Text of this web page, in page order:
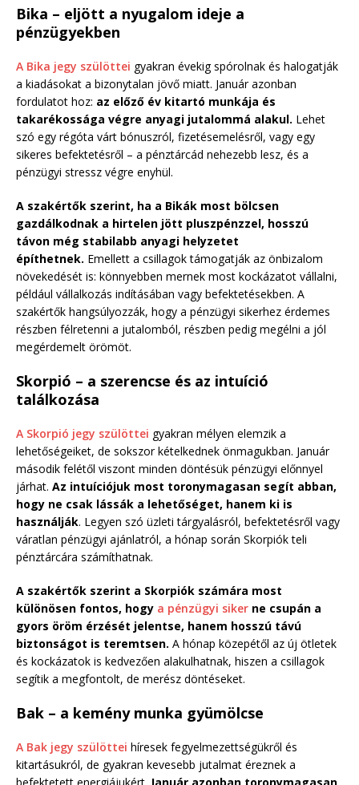
Bika – eljött a nyugalom ideje a
pénzügyekben
A Bika jegy szülöttei gyakran évekig spórolnak és halogatják
a kiadásokat a bizonytalan jövő miatt. Január azonban
fordulatot hoz: az előző év kitartó munkája és
takarékossága végre anyagi jutalommá alakul. Lehet
szó egy régóta várt bónuszról, fizetésemelésről, vagy egy
sikeres befektetésről – a pénztárcád nehezebb lesz, és a
pénzügyi stressz végre enyhül.
A szakértők szerint, ha a Bikák most bölcsen
gazdálkodnak a hirtelen jött pluszpénzzel, hosszú
távon még stabilabb anyagi helyzetet
építhetnek. Emellett a csillagok támogatják az önbizalom
növekedését is: könnyebben mernek most kockázatot vállalni,
például vállalkozás indításában vagy befektetésekben. A
szakértők hangsúlyozzák, hogy a pénzügyi sikerhez érdemes
részben félretenni a jutalomból, részben pedig megélni a jól
megérdemelt örömöt.
Skorpió – a szerencse és az intuíció
találkozása
A Skorpió jegy szülöttei gyakran mélyen elemzik a
lehetőségeiket, de sokszor kételkednek önmagukban. Január
második felétől viszont minden döntésük pénzügyi előnnyel
járhat. Az intuíciójuk most toronymagasan segít abban,
hogy ne csak lássák a lehetőséget, hanem ki is
használják. Legyen szó üzleti tárgyalásról, befektetésről vagy
váratlan pénzügyi ajánlatról, a hónap során Skorpiók teli
pénztárcára számíthatnak.
A szakértők szerint a Skorpiók számára most
különösen fontos, hogy a pénzügyi siker ne csupán a
gyors öröm érzését jelentse, hanem hosszú távú
biztonságot is teremtsen. A hónap közepétől az új ötletek
és kockázatok is kedvezően alakulhatnak, hiszen a csillagok
segítik a megfontolt, de merész döntéseket.
Bak – a kemény munka gyümölcse
A Bak jegy szülöttei híresek fegyelmezettségükről és
kitartásukról, de gyakran kevesebb jutalmat éreznek a